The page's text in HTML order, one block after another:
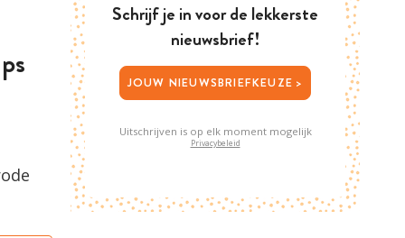
Schrijf je in voor de lekkerste
nieuwsbrief!
JOUW NIEUWSBRIEFKEUZE >
Uitschrijven is op elk moment mogelijk
Privacybeleid